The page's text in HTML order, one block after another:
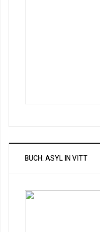
BUCH: ASYL IN VITT